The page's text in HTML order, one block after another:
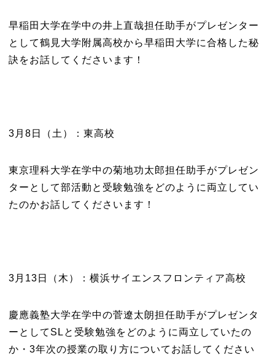
早稲田大学在学中の井上直哉担任助手がプレゼンター
として鶴見大学附属高校から早稲田大学に合格した秘
訣をお話してくださいます！
3月8日（土）：東高校
東京理科大学在学中の菊地功太郎担任助手がプレゼン
ターとして部活動と受験勉強をどのように両立してい
たのかお話してくださいます！
3月13日（木）：横浜サイエンスフロンティア高校
慶應義塾大学在学中の菅遼太朗担任助手がプレゼンタ
ーとしてSLと受験勉強をどのように両立していたの
か・3年次の授業の取り方についてお話してください